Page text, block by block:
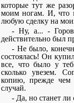
которые тут же
моим ногам. И, что
любую сделку на
- Ну, а... -
действительно был
- Не было,
состоялась! Он
все, что было у
сколько увезем.
копию, прежде чем
случай.
- Да, но станет ли